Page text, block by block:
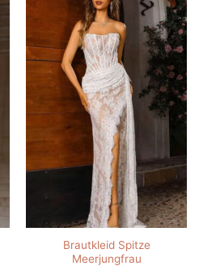
Brautkleid Spitze
Meerjungfrau